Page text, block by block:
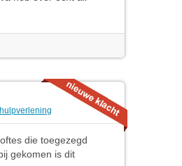
die toegezegd
gekomen is dit